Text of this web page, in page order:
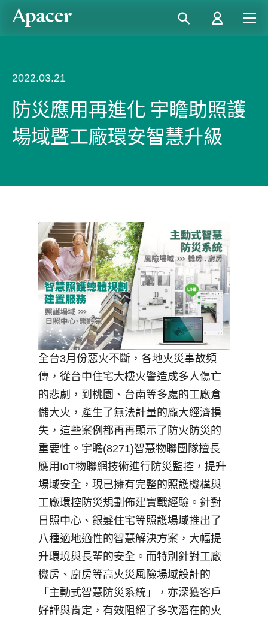
2022.03.21
防災應用再進化 宇瞻助照護
場域暨工廠環安智慧升級
全台3月份惡火不斷，各地火災事故頻
傳，從台中住宅大樓火警造成多人傷亡
的悲劇，到桃園、台南等多處的工廠倉
儲大火，產生了無法計量的龐大經濟損
失，這些案例都再再顯示了防火防災的
重要性。宇瞻(8271)智慧物聯團隊擅長
應用IoT物聯網技術進行防災監控，提升
場域安全，現已擁有完整的照護機構與
工廠環控防災規劃佈建實戰經驗。針對
日照中心、銀髮住宅等照護場域推出了
八種適地適性的智慧解決方案，大幅提
升環境與長輩的安全。而特別針對工廠
機房、廚房等高火災風險場域設計的
「主動式智慧防災系統」，亦深獲客戶
好評與肯定，有效阻絕了多次潛在的火